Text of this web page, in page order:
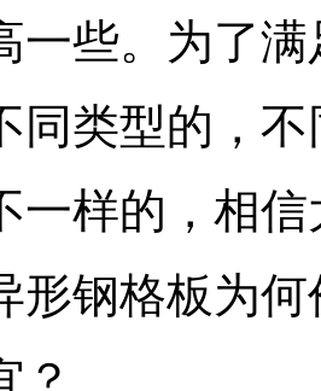
一些。为了
同类型的，
一样的，相
形钢格板为
？